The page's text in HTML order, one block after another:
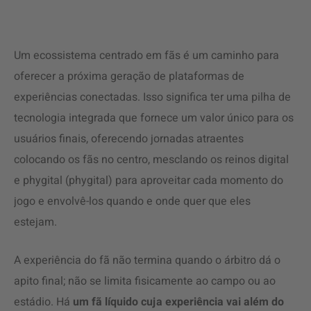
Um ecossistema centrado em fãs é um caminho para
oferecer a próxima geração de plataformas de
experiências conectadas. Isso significa ter uma pilha de
tecnologia integrada que fornece um valor único para os
usuários finais, oferecendo jornadas atraentes
colocando os fãs no centro, mesclando os reinos digital
e phygital (phygital) para aproveitar cada momento do
jogo e envolvê-los quando e onde quer que eles
estejam.
A experiência do fã não termina quando o árbitro dá o
apito final; não se limita fisicamente ao campo ou ao
estádio. Há um fã líquido cuja experiência vai além do